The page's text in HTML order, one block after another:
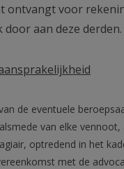
ontvangt voor
door aan deze derden.
de eventuele
van elke vennoot,
optredend in het
met de